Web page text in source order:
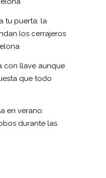
tu puerta: la
los cerrajeros
con llave aunque
que todo
en verano:
durante las